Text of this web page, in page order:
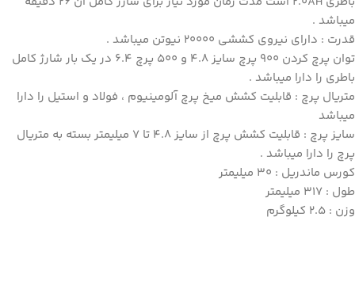
میباشد .
قدرت : دارای نیروی کششی 20000 نیوتن میباشد .
توان پرچ کردن 900 پرچ سایز 4.8 و 500 پرچ 6.4 در یک بار شارژ کامل
باطری را دارا میباشد .
متریال پرچ : قابلیت کشش میخ پرچ آلومینیوم ، فولاد و استیل را دارا
میباشد
سایز پرچ : قابلیت کشش پرچ از سایز 4.8 تا 7 میلیمتر بسته به متریال
پرچ را دارا میباشد .
کورس ماندریل : 30 میلیمتر
طول : 317 میلیمتر
وزن : 2.5 کیلوگرم